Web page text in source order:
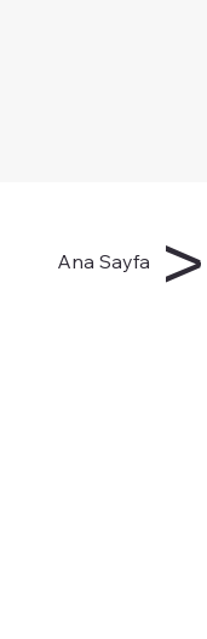
Ana Sayfa >